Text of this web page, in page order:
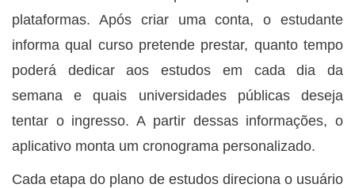
plataformas. Após criar uma conta, o estudante
informa qual curso pretende prestar, quanto tempo
poderá dedicar aos estudos em cada dia da
semana e quais universidades públicas deseja
tentar o ingresso. A partir dessas informações, o
aplicativo monta um cronograma personalizado.
Cada etapa do plano de estudos direciona o usuário